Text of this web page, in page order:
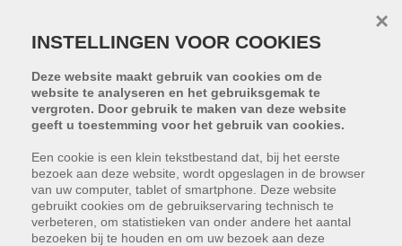
HELAAS, DIT PAND IS VERKOCHT
INSTELLINGEN VOOR COOKIES
Deze website maakt gebruik van cookies om de
website te analyseren en het gebruiksgemak te
vergroten. Door gebruik te maken van deze website
geeft u toestemming voor het gebruik van cookies.
Een cookie is een klein tekstbestand dat, bij het eerste
bezoek aan deze website, wordt opgeslagen in de browser
van uw computer, tablet of smartphone. Deze website
gebruikt cookies om de gebruikservaring technisch te
verbeteren, om statistieken van onder andere het aantal
bezoeken bij te houden en om uw bezoek aan deze
×